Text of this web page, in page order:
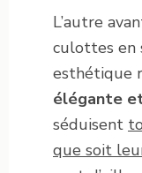
L’autre
culottes en
esthétique
élégante
séduisent
que soit